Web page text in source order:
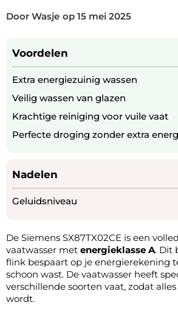
Door Wasje op 15 mei 2025
Voordelen
Extra energiezuinig wassen
Veilig wassen van glazen
Krachtige reiniging voor vuile vaat
Perfecte droging zonder extra
Nadelen
Geluidsniveau
De Siemens SX87TX02CE is een
vaatwasser met energieklasse A. Dit
flink bespaart op je energierekening
schoon wast. De vaatwasser heeft
verschillende soorten vaat, zodat
wordt.